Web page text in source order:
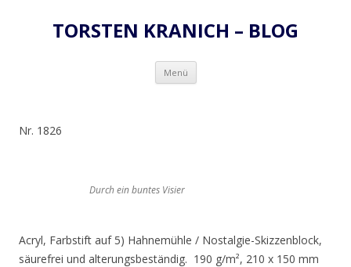
TORSTEN KRANICH – BLOG
Menü Zum
springen
Nr. 1826
Durch ein buntes Visier
Acryl, Farbstift auf 5) Hahnemühle / Nostalgie-Skizzenblock,
säurefrei und alterungsbeständig. 190 g/m², 210 x 150 mm